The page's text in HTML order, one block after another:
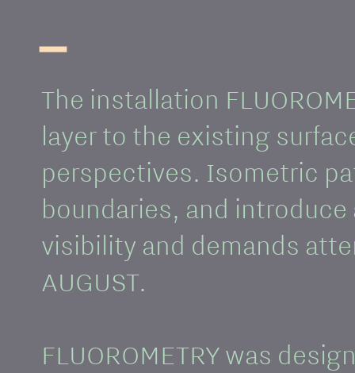

The installation
layer to the existing
perspectives. Isometric
boundaries, and
visibility and demands
AUGUST.
FLUOROMETRY was